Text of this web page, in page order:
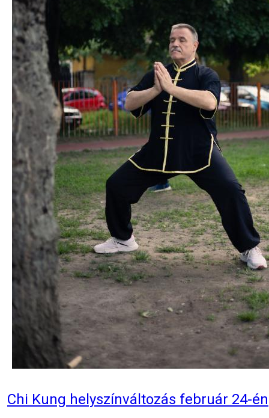
Chi Kung helyszínváltozás február 24-én